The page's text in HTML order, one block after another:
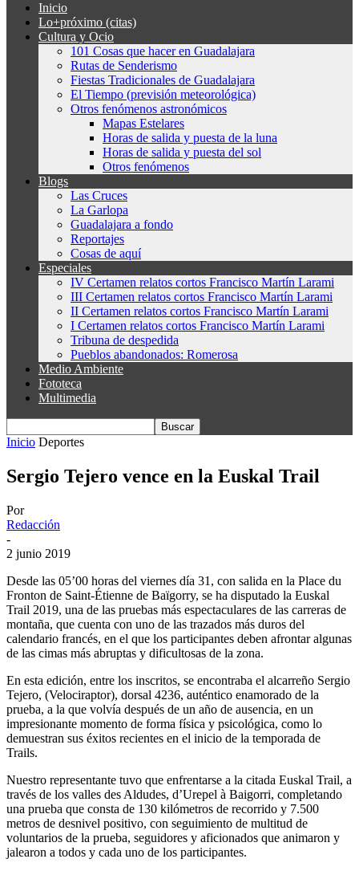
Inicio
Lo+próximo (citas)
Cultura y Ocio
101 Cosas que hacer en Guadalajara
Rutas de Senderismo
Fiestas Tradicionales de Guadalajara
El Tiempo (previsión meteorológica)
Otros fenómenos astronómicos
Mapas Estelares
Horas de salida y puesta de la luna
Horas de salida y puesta del sol
Otros fenómenos
Blogs
Las Cruces
La Garlopa
Guadalajara a fondo
Reportajes
Cosas de aquí
Especiales
IV Certamen relatos cortos Francisco Martín Larami
III Certamen relatos cortos Francisco Martín Larami
II Certamen relatos cortos Francisco Martín Larami
I Certamen relatos cortos Francisco Martín Larami
Tribuna de despedida
Pueblos abandonados: Romerosa
Medio Ambiente
Fototeca
Multimedia
Inicio Deportes
Sergio Tejero vence en la Euskal Trail
Por
Redacción
-
2 junio 2019
Desde las 05’00 horas del viernes día 31, con salida en la Place du
Fronton de Saint-Étienne de Baïgorry, se ha disputado la Euskal
Trail 2019, una de las pruebas más espectaculares de las carreras de
montaña, que cuenta con uno de las trazados más duros del
calendario francés, en el que los participantes deben afrontar algunas
de las cimas más abruptas y dificultosas de la zona.
En esta edición, entre los inscritos, se encontraba el alcarreño Sergio
Tejero, (Velociraptor), dorsal 4236, auténtico enamorado de la
prueba, a la que volvía después de un año de ausencia, en un
impresionante momento de forma física y psicológica, como lo
demuestran sus éxitos recientes en el inicio de la temporada de
Trails.
Nuestro representante tuvo que enfrentarse a la citada Euskal Trail, a
través de los valles des Aldudes, d’Urepel à Baigorri, completando
una prueba que consta de 130 kilómetros de recorrido y 7.500
metros de desnivel positivo, con seguimiento de multitud de
voluntarios de la prueba, seguidores y aficionados que animaron y
jalearon a todos y cada uno de los participantes.